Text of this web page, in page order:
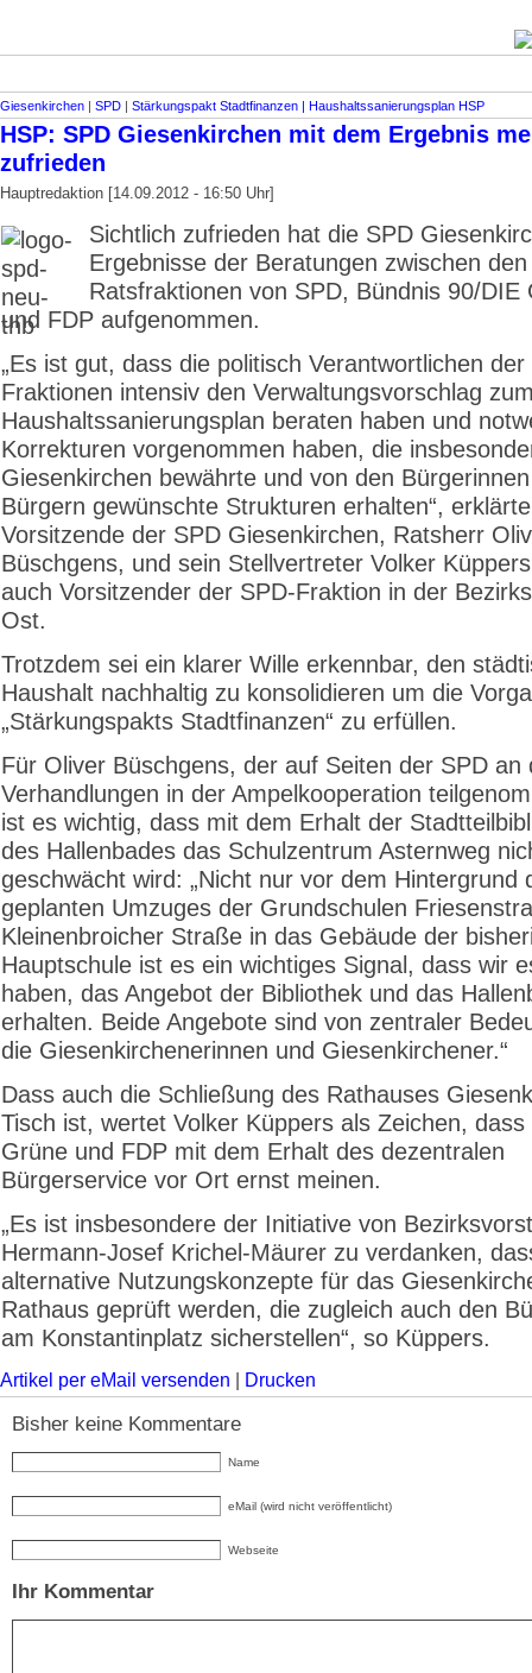
Giesenkirchen | SPD | Stärkungspakt Stadt­finanzen | Haus­halts­sanierungsplan HSP
HSP: SPD Giesenkirchen mit dem Ergebnis
zufrieden
Hauptredaktion [14.09.2012 - 16:50 Uhr]
Sichtlich zufrieden hat die SPD
Ergebnisse der Beratungen zwischen den
Ratsfraktionen von SPD, Bündnis 90/DIE
und FDP aufgenommen.
„Es ist gut, dass die politisch Verantwortlichen der
Fraktionen intensiv den Verwaltungsvorschlag
Haushaltssanierungsplan beraten haben und
Korrekturen vorgenommen haben, die
Giesenkirchen bewährte und von den
Bürgern gewünschte Strukturen erhalten“,
Vorsitzende der SPD Giesenkirchen, Ratsherr
Büschgens, und sein Stellvertreter Volker
auch Vorsitzender der SPD-Fraktion in der
Ost.
Trotzdem sei ein klarer Wille erkennbar, den
Haushalt nachhaltig zu konsolidieren um die
„Stärkungspakts Stadtfinanzen“ zu erfüllen.
Für Oliver Büschgens, der auf Seiten der SPD an
Verhandlungen in der Ampelkooperation
ist es wichtig, dass mit dem Erhalt der
des Hallenbades das Schulzentrum Asternweg
geschwächt wird: „Nicht nur vor dem Hintergrund
geplanten Umzuges der Grundschulen
Kleinenbroicher Straße in das Gebäude der
Hauptschule ist es ein wichtiges Signal, dass wir
haben, das Angebot der Bibliothek und das
erhalten. Beide Angebote sind von zentraler
die Giesenkirchenerinnen und Giesenkirchener.“
Dass auch die Schließung des Rathauses
Tisch ist, wertet Volker Küppers als Zeichen, dass
Grüne und FDP mit dem Erhalt des dezentralen
Bürgerservice vor Ort ernst meinen.
„Es ist insbesondere der Initiative von
Hermann-Josef Krichel-Mäurer zu verdanken,
alternative Nutzungskonzepte für das
Rathaus geprüft werden, die zugleich auch den
am Konstantinplatz sicherstellen“, so Küppers.
Artikel per eMail versenden Drucken
Bisher keine Kommentare
Name
eMail (wird nicht veröffentlicht)
Webseite
Ihr Kommentar